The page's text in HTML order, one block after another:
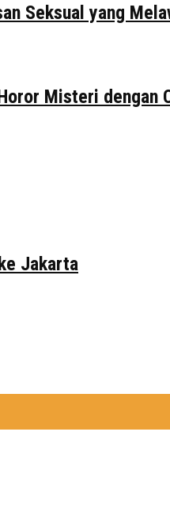
Seksual yang
Misteri dengan
Jakarta